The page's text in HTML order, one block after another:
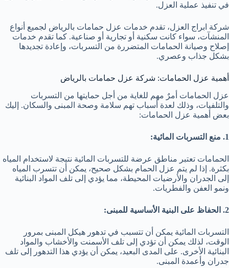
في تنفيذ عملية العزل.
شركة ابراج العزل، تقدم خدمات عزل حمامات بالرياض لجميع أنواع
المنشآت، سواء كانت سكنية أو تجارية أو صناعية. كما تقدم خدمات
إصلاح وصيانة الحمامات المتضررة من التسربات، وإعادة تجديدها
بشكل جذاب وعصري.
أهمية عزل الحمامات: شركة عزل حمامات بالرياض
عزل الحمامات أمرٌ مهم للغاية من أجل حمايتها من التسربات
والتلفيات، وذلك لعدة أسباب تهم سلامة وصحة المبنى والسكان. إليك
بعض أهمية عزل الحمامات:
1. منع التسربات المائية:
الحمامات تعتبر مناطق عرضة للتسربات المائية نتيجة لاستخدام المياه
بكثرة. إذا لم يتم عزل الحمام بشكل صحيح، يمكن أن تتسرب المياه
إلى الجدران والأرضيات المحيطة، مما يؤدي إلى تلف المواد البنائية
ونمو العفن والفطريات.
2. الحفاظ على البنية الأساسية للمبنى:
التسربات المائية يمكن أن تتسبب في تدهور هيكل المبنى بمرور
الوقت، لذلك يمكن أن تؤدي إلى تلف الأسمنت والأخشاب والمواد
البنائية الأخرى. على المدى البعيد، يمكن أن يؤدي هذا التدهور إلى تلف
جدران وأعمدة المبنى.